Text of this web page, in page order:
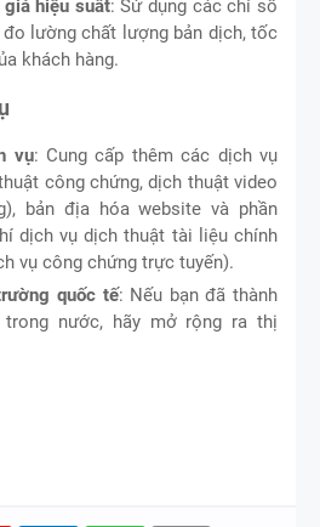
hiệu suất: Sử dụng các chỉ số
lường chất lượng bản dịch, tốc
khách hàng.
vụ: Cung cấp thêm các dịch vụ
công chứng, dịch thuật video
bản địa hóa website và phần
dịch vụ dịch thuật tài liệu chính
vụ công chứng trực tuyến).
quốc tế: Nếu bạn đã thành
nước, hãy mở rộng ra thị